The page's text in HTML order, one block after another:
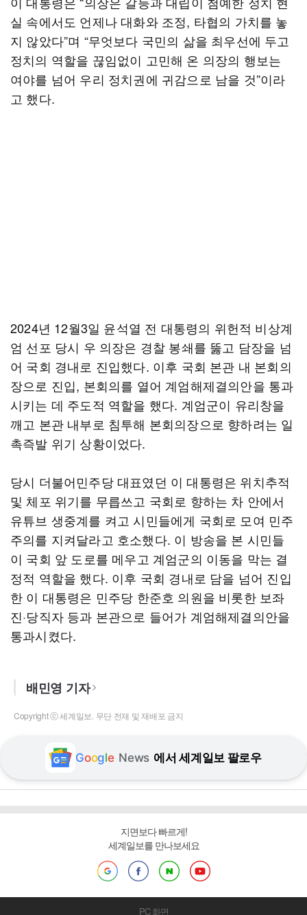
실 속에서도 언제나 대화와 조정, 타협의 가치를 놓
지 않았다”며 “무엇보다 국민의 삶을 최우선에 두고
정치의 역할을 끊임없이 고민해 온 의장의 행보는
여야를 넘어 우리 정치권에 귀감으로 남을 것”이라
고 했다.
2024년 12월3일 윤석열 전 대통령의 위헌적 비상계
엄 선포 당시 우 의장은 경찰 봉쇄를 뚫고 담장을 넘
어 국회 경내로 진입했다. 이후 국회 본관 내 본회의
장으로 진입, 본회의를 열어 계엄해제결의안을 통과
시키는 데 주도적 역할을 했다. 계엄군이 유리창을
깨고 본관 내부로 침투해 본회의장으로 향하려는 일
촉즉발 위기 상황이었다.
당시 더불어민주당 대표였던 이 대통령은 위치추적
및 체포 위기를 무릅쓰고 국회로 향하는 차 안에서
유튜브 생중계를 켜고 시민들에게 국회로 모여 민주
주의를 지켜달라고 호소했다. 이 방송을 본 시민들
이 국회 앞 도로를 메우고 계엄군의 이동을 막는 결
정적 역할을 했다. 이후 국회 경내로 담을 넘어 진입
한 이 대통령은 민주당 한준호 의원을 비롯한 보좌
진·당직자 등과 본관으로 들어가 계엄해제결의안을
통과시켰다.
배민영 기자
Copyright ⓒ 세계일보. 무단 전재 및 재배포 금지
Google News 에서 세계일보 팔로우
지면보다 빠르게!
세계일보를 만나보세요
PC 화면